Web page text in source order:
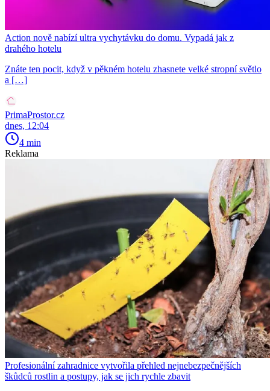
Action nově nabízí ultra vychytávku do domu. Vypadá jak z
drahého hotelu
Znáte ten pocit, když v pěkném hotelu zhasnete velké stropní světlo
a […]
PrimaProstor.cz
dnes, 12:04
4 min
Reklama
Profesionální zahradnice vytvořila přehled nejnebezpečnějších
škůdců rostlin a postupy, jak se jich rychle zbavit